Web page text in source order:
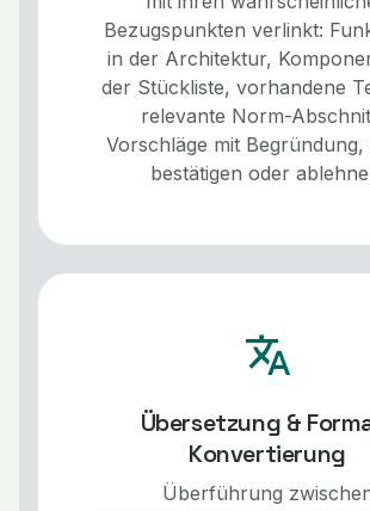
Bezugspunkten verlinkt:
in der Architektur,
der Stückliste, vorhandene
relevante Norm-
Vorschläge mit Begründung,
bestätigen oder
translate
Übersetzung &
Konvertierung
Überführung